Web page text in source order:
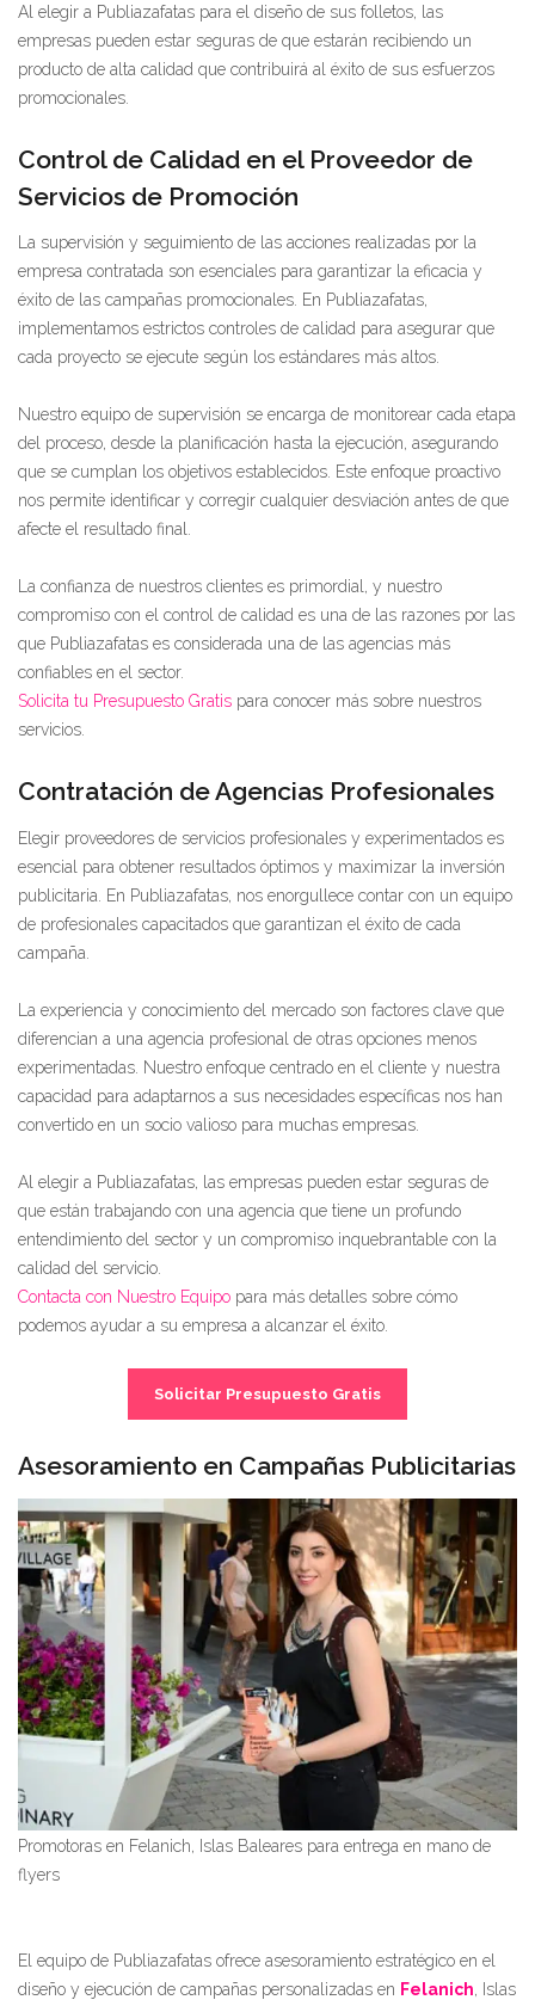
Al elegir a Publiazafatas para el diseño de sus folletos, las
empresas pueden estar seguras de que estarán recibiendo un
producto de alta calidad que contribuirá al éxito de sus esfuerzos
promocionales.
Control de Calidad en el Proveedor de
Servicios de Promoción
La supervisión y seguimiento de las acciones realizadas por la
empresa contratada son esenciales para garantizar la eficacia y
éxito de las campañas promocionales. En Publiazafatas,
implementamos estrictos controles de calidad para asegurar que
cada proyecto se ejecute según los estándares más altos.
Nuestro equipo de supervisión se encarga de monitorear cada etapa
del proceso, desde la planificación hasta la ejecución, asegurando
que se cumplan los objetivos establecidos. Este enfoque proactivo
nos permite identificar y corregir cualquier desviación antes de que
afecte el resultado final.
La confianza de nuestros clientes es primordial, y nuestro
compromiso con el control de calidad es una de las razones por las
que Publiazafatas es considerada una de las agencias más
confiables en el sector.
Solicita tu Presupuesto Gratis para conocer más sobre nuestros
servicios.
Contratación de Agencias Profesionales
Elegir proveedores de servicios profesionales y experimentados es
esencial para obtener resultados óptimos y maximizar la inversión
publicitaria. En Publiazafatas, nos enorgullece contar con un equipo
de profesionales capacitados que garantizan el éxito de cada
campaña.
La experiencia y conocimiento del mercado son factores clave que
diferencian a una agencia profesional de otras opciones menos
experimentadas. Nuestro enfoque centrado en el cliente y nuestra
capacidad para adaptarnos a sus necesidades específicas nos han
convertido en un socio valioso para muchas empresas.
Al elegir a Publiazafatas, las empresas pueden estar seguras de
que están trabajando con una agencia que tiene un profundo
entendimiento del sector y un compromiso inquebrantable con la
calidad del servicio.
Contacta con Nuestro Equipo para más detalles sobre cómo
podemos ayudar a su empresa a alcanzar el éxito.
Solicitar Presupuesto Gratis
Asesoramiento en Campañas Publicitarias
Promotoras en Felanich, Islas Baleares para entrega en mano de
flyers
El equipo de Publiazafatas ofrece asesoramiento estratégico en el
diseño y ejecución de campañas personalizadas en Felanich , Islas